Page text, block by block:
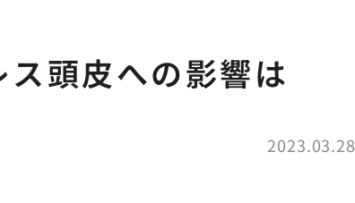
頭皮への影響は
2023.03.28